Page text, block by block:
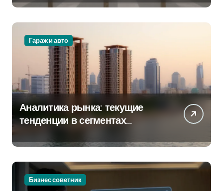
крупных проспектах
Гараж и авто
Аналитика рынка: текущие
тенденции в сегментах
Бизнес советник